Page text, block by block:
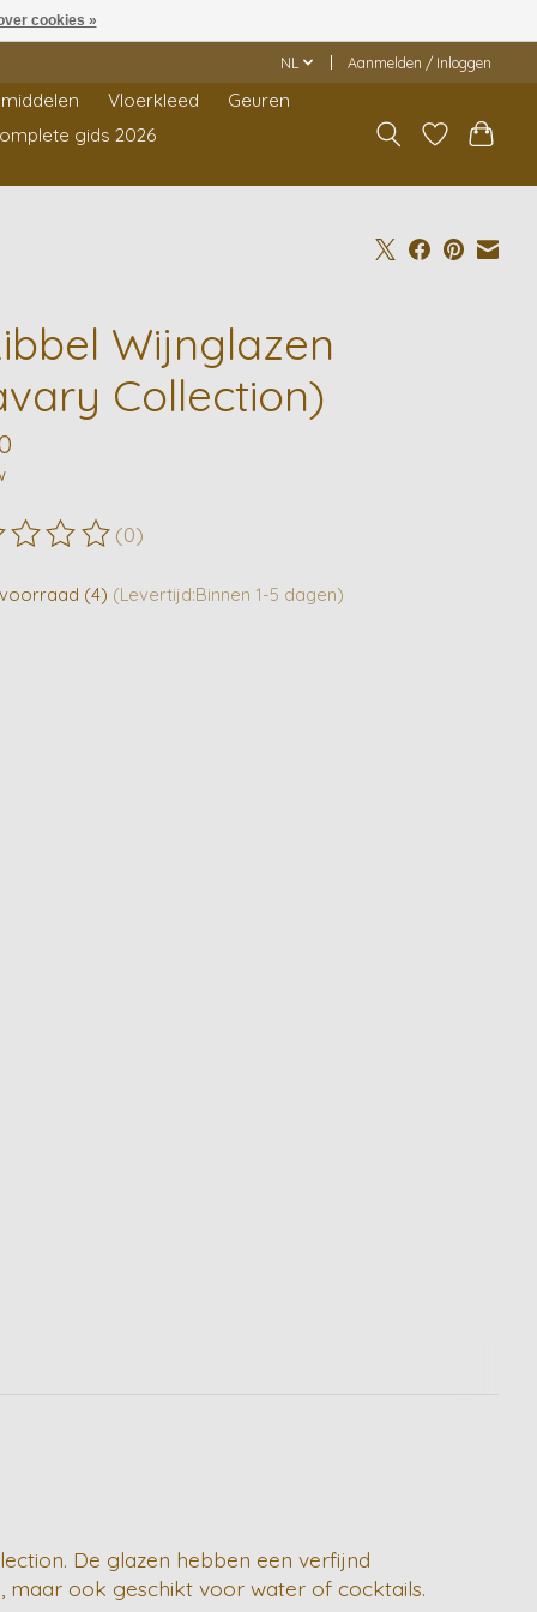
NL Aanmelden / Inloggen
Vloerkleed
Geuren
gids 2026
Wijnglazen
Collection)
van dit product is
(0)
(4) (Levertijd:Binnen 1-5 dagen)
De glazen hebben een verfijnd
ook geschikt voor water of cocktails.
cookies »